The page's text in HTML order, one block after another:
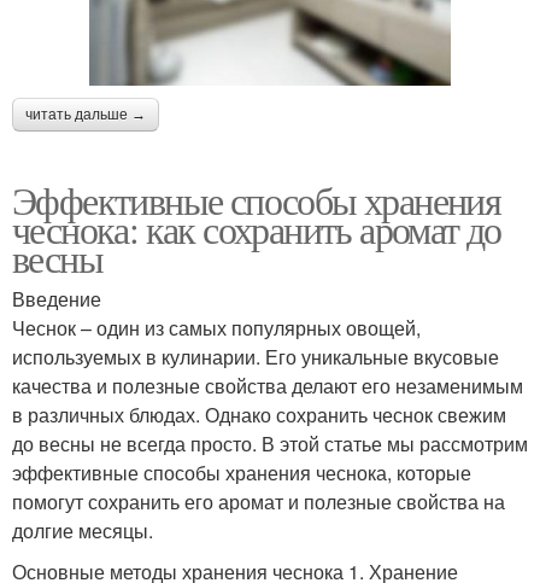
читать дальше →
Эффективные способы хранения
чеснока: как сохранить аромат до
весны
Введение
Чеснок – один из самых популярных овощей,
используемых в кулинарии. Его уникальные вкусовые
качества и полезные свойства делают его незаменимым
в различных блюдах. Однако сохранить чеснок свежим
до весны не всегда просто. В этой статье мы рассмотрим
эффективные способы хранения чеснока, которые
помогут сохранить его аромат и полезные свойства на
долгие месяцы.
Основные методы хранения чеснока 1. Хранение